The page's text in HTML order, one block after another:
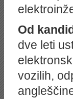
Od
dve leti
vozilih,